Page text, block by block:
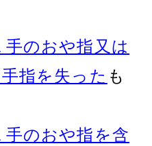
手のおや指又は
指を失った も
手のおや指を含